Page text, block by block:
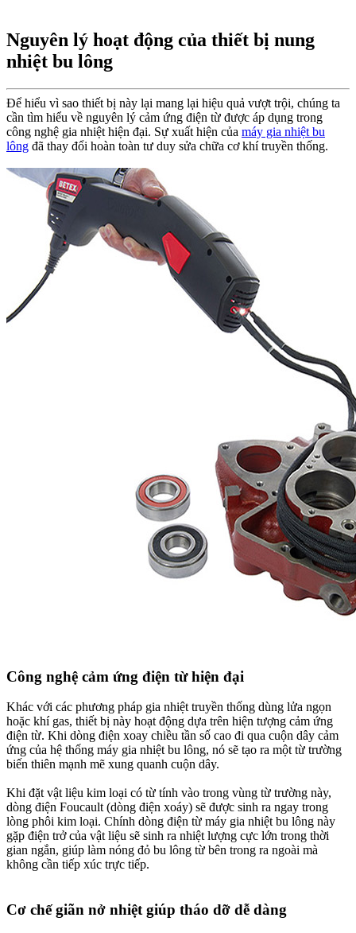
Nguyên lý hoạt động của thiết bị nung
nhiệt bu lông
Để hiểu vì sao thiết bị này lại mang lại hiệu quả vượt trội, chúng ta
cần tìm hiểu về nguyên lý cảm ứng điện từ được áp dụng trong
công nghệ gia nhiệt hiện đại. Sự xuất hiện của máy gia nhiệt bu
lông đã thay đổi hoàn toàn tư duy sửa chữa cơ khí truyền thống.
Công nghệ cảm ứng điện từ hiện đại
Khác với các phương pháp gia nhiệt truyền thống dùng lửa ngọn
hoặc khí gas, thiết bị này hoạt động dựa trên hiện tượng cảm ứng
điện từ. Khi dòng điện xoay chiều tần số cao đi qua cuộn dây cảm
ứng của hệ thống máy gia nhiệt bu lông, nó sẽ tạo ra một từ trường
biến thiên mạnh mẽ xung quanh cuộn dây.
Khi đặt vật liệu kim loại có từ tính vào trong vùng từ trường này,
dòng điện Foucault (dòng điện xoáy) sẽ được sinh ra ngay trong
lòng phôi kim loại. Chính dòng điện từ máy gia nhiệt bu lông này
gặp điện trở của vật liệu sẽ sinh ra nhiệt lượng cực lớn trong thời
gian ngắn, giúp làm nóng đỏ bu lông từ bên trong ra ngoài mà
không cần tiếp xúc trực tiếp.
Cơ chế giãn nở nhiệt giúp tháo dỡ dễ dàng